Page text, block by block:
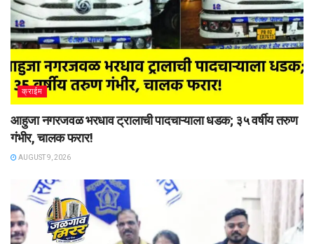
क्राईम
आहुजा नगरजवळ भरधाव ट्रालाची पादचाऱ्याला धडक; ३५ वर्षीय तरुण
गंभीर, चालक फरार!
AUGUST 9, 2026